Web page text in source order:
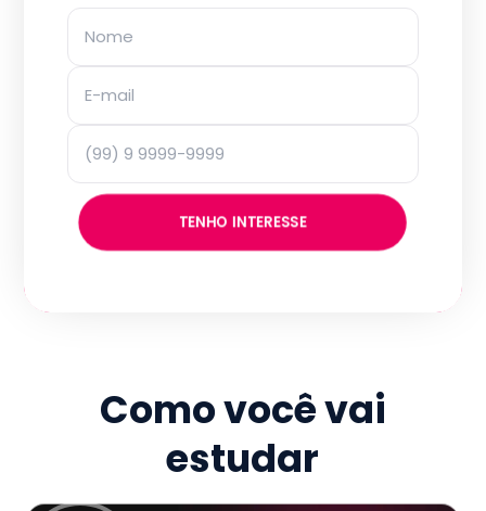
TENHO INTERESSE
Como você vai
estudar